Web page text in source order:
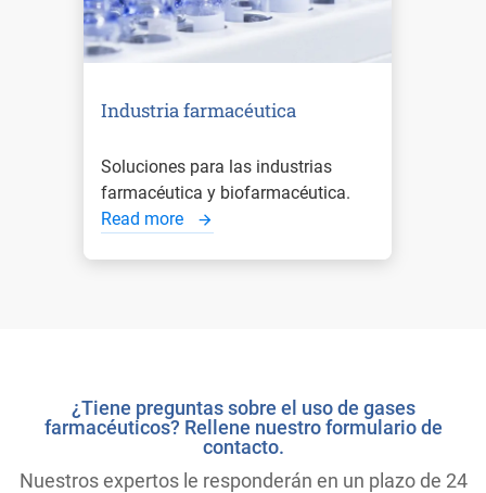
Industria farmacéutica
Soluciones para las industrias
farmacéutica y biofarmacéutica.
Read more
¿Tiene preguntas sobre el uso de gases
farmacéuticos? Rellene nuestro formulario de
contacto.
Nuestros expertos le responderán en un plazo de 24